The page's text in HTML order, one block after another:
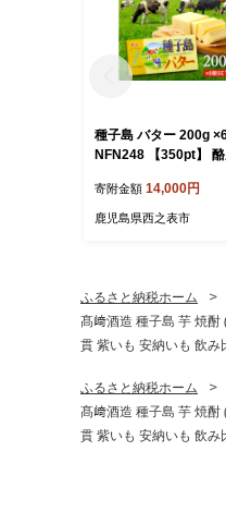
種子島 バター 200g
NFN248 【350pt】 酪
ー 普段使い 生乳 牛乳
豊か ランキング 人気
寄附金額 14,000円
鹿児島県西之表市
ふるさと納税ホーム
髙﨑酒造 種子島 芋 焼
貫 紫いも 安納いも 飲み
ふるさと納税ホーム
髙﨑酒造 種子島 芋 焼
貫 紫いも 安納いも 飲み